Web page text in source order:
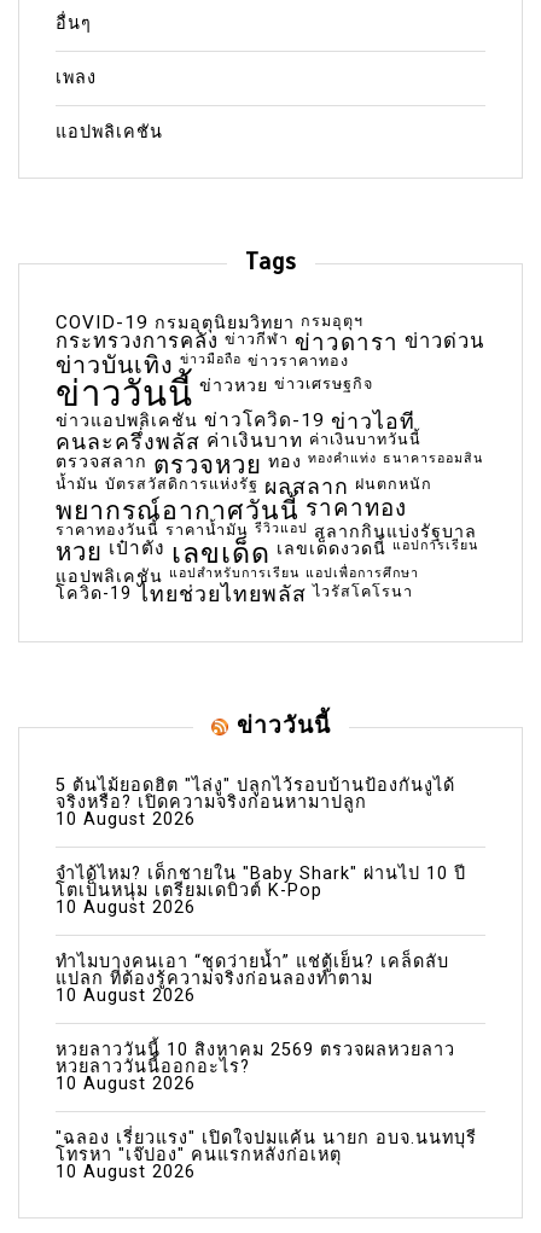
อื่นๆ
เพลง
แอปพลิเคชัน
Tags
COVID-19 กรมอุตุนิยมวิทยา กรมอุตุฯ
กระทรวงการคลัง ข่าวกีฬา ข่าวดารา ข่าวด่วน
ข่าวบันเทิง ข่าวมือถือ ข่าวราคาทอง
ข่าววันนี้ ข่าวหวย ข่าวเศรษฐกิจ
ข่าวแอปพลิเคชัน ข่าวโควิด-19 ข่าวไอที
คนละครึ่งพลัส ค่าเงินบาท ค่าเงินบาทวันนี้
ตรวจสลาก ตรวจหวย ทอง ทองคำแท่ง ธนาคารออมสิน
น้ำมัน บัตรสวัสดิการแห่งรัฐ ผลสลาก ฝนตกหนัก
พยากรณ์อากาศวันนี้ ราคาทอง
ราคาทองวันนี้ ราคาน้ำมัน รีวิวแอป สลากกินแบ่งรัฐบาล
หวย เป๋าตัง เลขเด็ด เลขเด็ดงวดนี้ แอปการเรียน
แอปพลิเคชัน แอปสำหรับการเรียน แอปเพื่อการศึกษา
โควิด-19 ไทยช่วยไทยพลัส ไวรัสโคโรนา
ข่าววันนี้
5 ต้นไม้ยอดฮิต "ไล่งู" ปลูกไว้รอบบ้านป้องกันงูได้
จริงหรือ? เปิดความจริงก่อนหามาปลูก
10 August 2026
จำได้ไหม? เด็กชายใน "Baby Shark" ผ่านไป 10 ปี
โตเป็นหนุ่ม เตรียมเดบิวต์ K-Pop
10 August 2026
ทำไมบางคนเอา “ชุดว่ายน้ำ” แช่ตู้เย็น? เคล็ดลับ
แปลก ที่ต้องรู้ความจริงก่อนลองทำตาม
10 August 2026
หวยลาววันนี้ 10 สิงหาคม 2569 ตรวจผลหวยลาว
หวยลาววันนี้ออกอะไร?
10 August 2026
"ฉลอง เรี่ยวแรง" เปิดใจปมแค้น นายก อบจ.นนทบุรี
โทรหา "เจ๊ปอง" คนแรกหลังก่อเหตุ
10 August 2026